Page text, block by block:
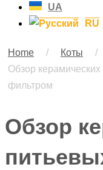
UA
RU
Home / Коты /
Обзор
фильтром
Обзор